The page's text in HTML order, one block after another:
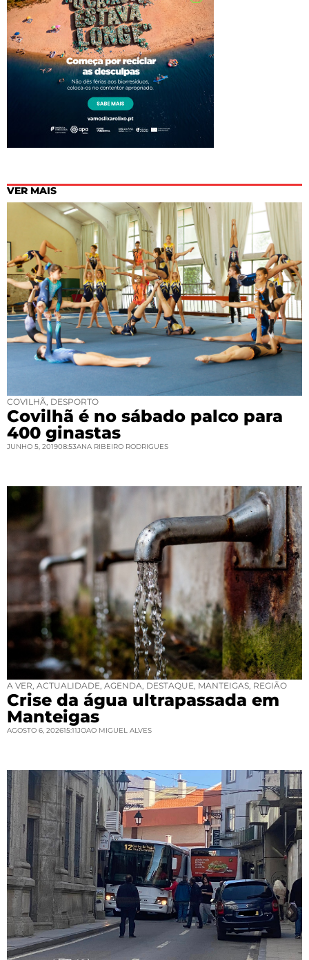
VER MAIS
COVILHÃ DESPORTO
Covilhã é no sábado palco para
400 ginastas
JUNHO 5, 201908:53ANA RIBEIRO RODRIGUES
A VER ACTUALIDADE AGENDA DESTAQUE MANTEIGAS REGIÃO
Crise da água ultrapassada em
Manteigas
AGOSTO 6, 202615:11JOAO MIGUEL ALVES